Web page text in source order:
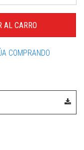
COMPRANDO